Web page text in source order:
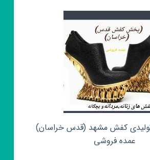
تولیدی کفش مشهد (قدس خراسان)
عمده فروشی